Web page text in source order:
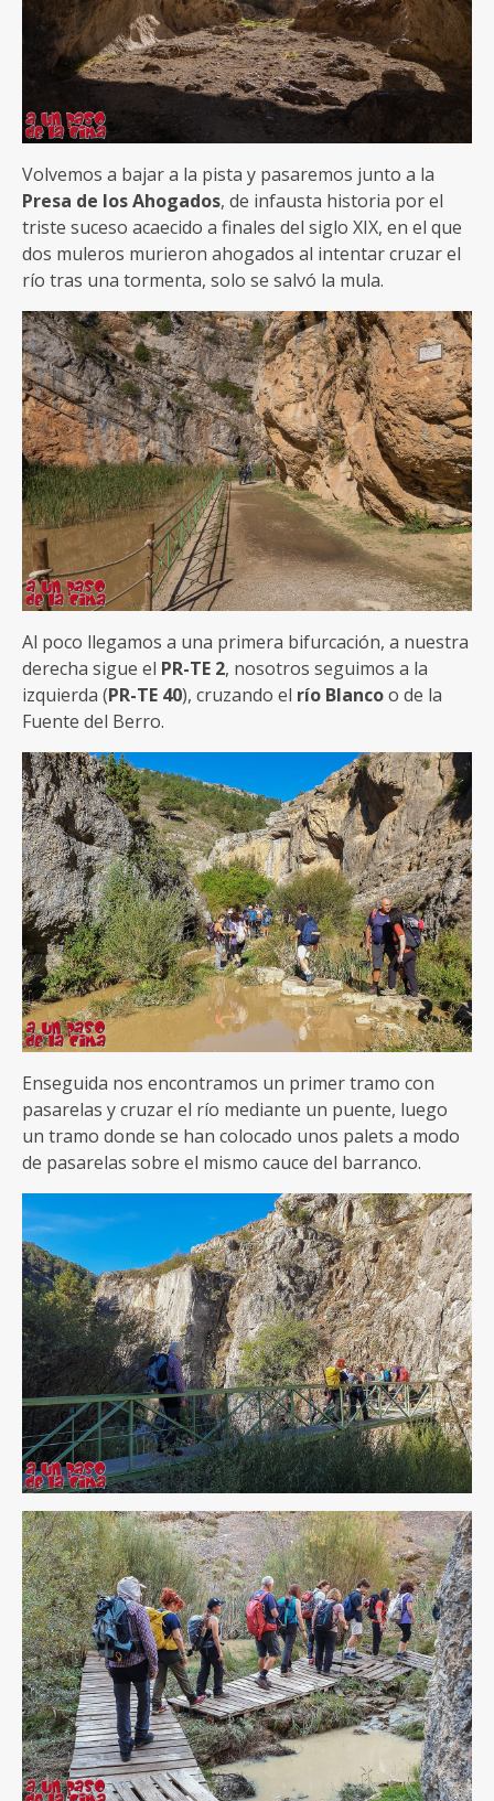
Volvemos a bajar a la pista y pasaremos junto a la
Presa de los Ahogados, de infausta historia por el
triste suceso acaecido a finales del siglo XIX, en el que
dos muleros murieron ahogados al intentar cruzar el
río tras una tormenta, solo se salvó la mula.
Al poco llegamos a una primera bifurcación, a nuestra
derecha sigue el PR-TE 2, nosotros seguimos a la
izquierda (PR-TE 40), cruzando el río Blancoo de la
Fuente del Berro.
Enseguida nos encontramos un primer tramo con
pasarelas y cruzar el río mediante un puente, luego
un tramo donde se han colocado unos palets a modo
de pasarelas sobre el mismo cauce del barranco.